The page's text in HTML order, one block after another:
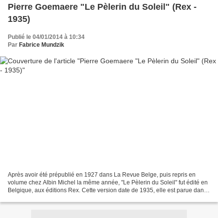
Pierre Goemaere "Le Pèlerin du Soleil" (Rex -
1935)
Publié le 04/01/2014 à 10:34
Par Fabrice Mundzik
Après avoir été prépublié en 1927 dans La Revue Belge, puis repris en
volume chez Albin Michel la même année, "Le Pèlerin du Soleil" fut édité en
Belgique, aux éditions Rex. Cette version date de 1935, elle est parue dans